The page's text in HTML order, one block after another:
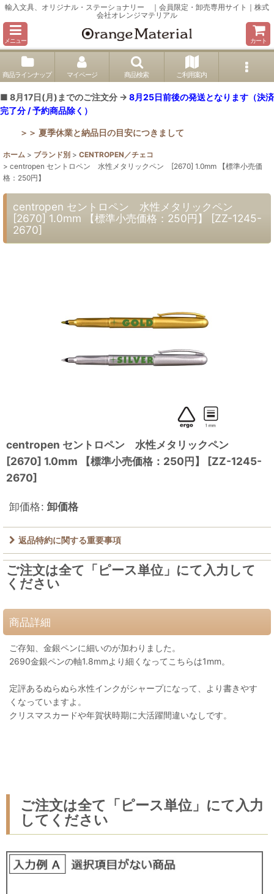
輸入文具、オリジナル・ステーショナリー ｜会員限定・卸売専用サイト｜株式
会社オレンジマテリアル
メニュー カート
商品ラインナップ マイページ 商品検索 ご利用案内
■ 8月17日(月)までのご注文分 → 8月25日前後の発送となります（決済
完了分 / 予約商品除く）
＞＞ 夏季休業と納品日の目安につきまして
ホーム > ブランド別 > CENTROPEN／チェコ
> centropen セントロペン 水性メタリックペン [2670] 1.0mm 【標準小売価
格：250円】
centropen セントロペン 水性メタリックペン
[2670] 1.0mm 【標準小売価格：250円】
[ZZ-1245-
2670]
centropen セントロペン 水性メタリックペン
[2670] 1.0mm 【標準小売価格：250円】
[ZZ-1245-
2670]
卸価格: 卸価格
返品特約に関する重要事項
ご注文は全て「ピース単位」にて入力して
ください
商品詳細
ご存知、金銀ペンに細いのが加わりました。
2690金銀ペンの軸1.8mmより細くなってこちらは1mm。
定評あるぬらぬら水性インクがシャープになって、より書きやす
くなっていますよ。
クリスマスカードや年賀状時期に大活躍間違いなしです。
ご注文は全て「ピース単位」にて入力
してください